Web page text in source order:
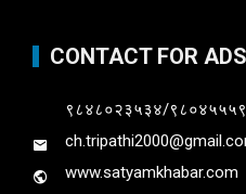
CONTACT FOR ADS
९८४८०२३५३४/
www.satyamkhabar.com